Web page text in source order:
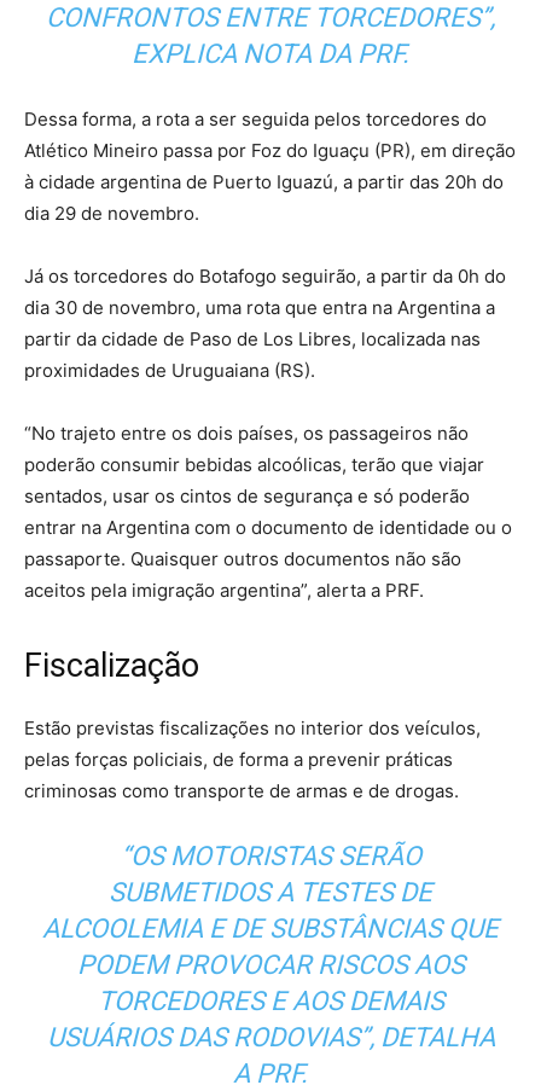
CONFRONTOS ENTRE TORCEDORES”,
EXPLICA NOTA DA PRF.
Dessa forma, a rota a ser seguida pelos torcedores do
Atlético Mineiro passa por Foz do Iguaçu (PR), em direção
à cidade argentina de Puerto Iguazú, a partir das 20h do
dia 29 de novembro.
Já os torcedores do Botafogo seguirão, a partir da 0h do
dia 30 de novembro, uma rota que entra na Argentina a
partir da cidade de Paso de Los Libres, localizada nas
proximidades de Uruguaiana (RS).
“No trajeto entre os dois países, os passageiros não
poderão consumir bebidas alcoólicas, terão que viajar
sentados, usar os cintos de segurança e só poderão
entrar na Argentina com o documento de identidade ou o
passaporte. Quaisquer outros documentos não são
aceitos pela imigração argentina”, alerta a PRF.
Fiscalização
Estão previstas fiscalizações no interior dos veículos,
pelas forças policiais, de forma a prevenir práticas
criminosas como transporte de armas e de drogas.
“OS MOTORISTAS SERÃO
SUBMETIDOS A TESTES DE
ALCOOLEMIA E DE SUBSTÂNCIAS QUE
PODEM PROVOCAR RISCOS AOS
TORCEDORES E AOS DEMAIS
USUÁRIOS DAS RODOVIAS”, DETALHA
A PRF.